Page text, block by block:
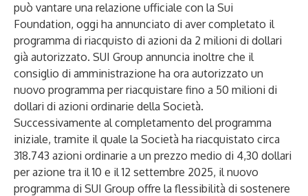
può vantare una relazione ufficiale con la Sui
Foundation, oggi ha annunciato di aver completato il
programma di riacquisto di azioni da 2 milioni di dollari
già autorizzato. SUI Group annuncia inoltre che il
consiglio di amministrazione ha ora autorizzato un
nuovo programma per riacquistare fino a 50 milioni di
dollari di azioni ordinarie della Società.
Successivamente al completamento del programma
iniziale, tramite il quale la Società ha riacquistato circa
318.743 azioni ordinarie a un prezzo medio di 4,30 dollari
per azione tra il 10 e il 12 settembre 2025, il nuovo
programma di SUI Group offre la flessibilità di sostenere